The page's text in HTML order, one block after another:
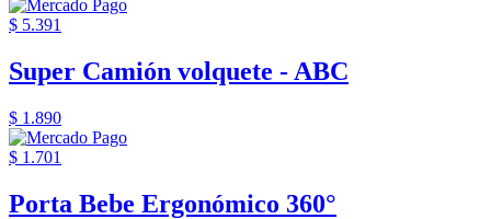
$ 5.391
Super Camión volquete - ABC
$ 1.890
$ 1.701
Porta Bebe Ergonómico 360°